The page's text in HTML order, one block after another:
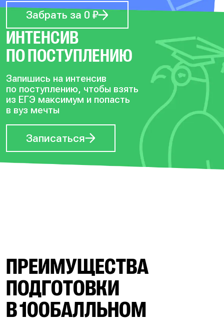
Забрать за 0 ₽
ИНТЕНСИВ
ПО ПОСТУПЛЕНИЮ
Запишись на интенсив
по поступлению, чтобы взять
из ЕГЭ максимум и попасть
в вуз мечты
Записаться
ПРЕИМУЩЕСТВА
ПОДГОТОВКИ
В 100БАЛЛЬНОМ